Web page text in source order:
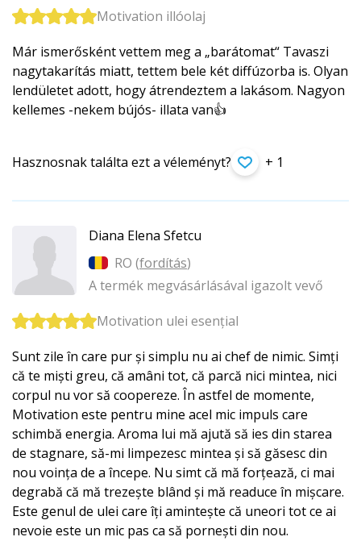
Motivation illóolaj
Már ismerősként vettem meg a „barátomat“ Tavaszi
nagytakarítás miatt, tettem bele két diffúzorba is. Olyan
lendületet adott, hogy átrendeztem a lakásom. Nagyon
kellemes -nekem bújós- illata van👍
Hasznosnak találta ezt a véleményt? + 1
Diana Elena Sfetcu
RO (fordítás)
A termék megvásárlásával igazolt vevő
Motivation ulei esențial
Sunt zile în care pur și simplu nu ai chef de nimic. Simți
că te miști greu, că amâni tot, că parcă nici mintea, nici
corpul nu vor să coopereze. În astfel de momente,
Motivation este pentru mine acel mic impuls care
schimbă energia. Aroma lui mă ajută să ies din starea
de stagnare, să-mi limpezesc mintea și să găsesc din
nou voința de a începe. Nu simt că mă forțează, ci mai
degrabă că mă trezește blând și mă readuce în mișcare.
Este genul de ulei care îți amintește că uneori tot ce ai
nevoie este un mic pas ca să pornești din nou.